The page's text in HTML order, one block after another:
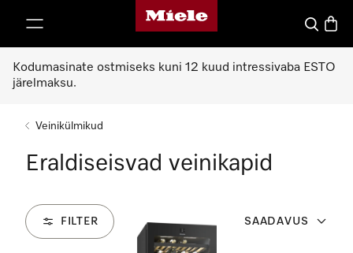
Miele avaleht
Search
Kodumasinate ostmiseks kuni 12 kuud intressivaba ESTO
järelmaksu.
Veinikülmikud
Eraldiseisvad veinikapid
FILTER SAADAVUS